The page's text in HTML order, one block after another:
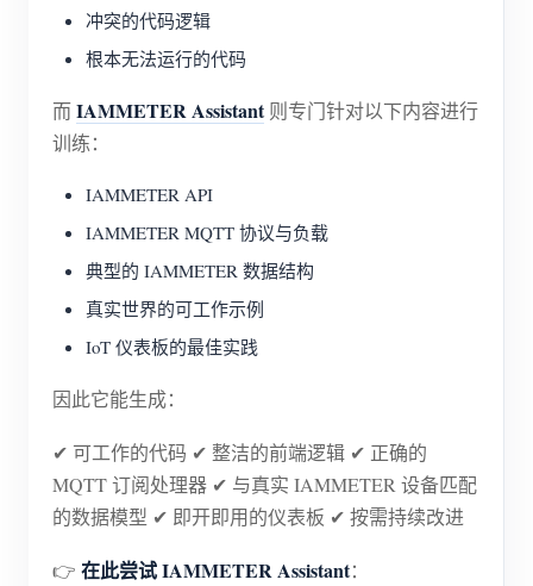
冲突的代码逻辑
根本无法运行的代码
而IAMMETER Assistant则专门针对以下内容进行
训练：
IAMMETER API
IAMMETER MQTT 协议与负载
典型的 IAMMETER 数据结构
真实世界的可工作示例
IoT 仪表板的最佳实践
因此它能生成：
✔ 可工作的代码 ✔ 整洁的前端逻辑 ✔ 正确的
MQTT 订阅处理器 ✔ 与真实 IAMMETER 设备匹配
的数据模型 ✔ 即开即用的仪表板 ✔ 按需持续改进
👉 在此尝试 IAMMETER Assistant：